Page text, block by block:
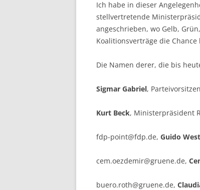
Ich habe in dieser
stellvertretende
angeschrieben, wo Gelb,
Koalitionsverträge die
Die Namen derer, die bis
Sigmar Gabriel,
Kurt Beck, Ministerpräsident
fdp-point@fdp.de, Guido
cem.oezdemir@gruene.de,
buero.roth@gruene.de,